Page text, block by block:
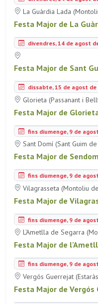
La Guàrdia Lada
Festa Major de La
divendres, 14 de agost
Festa Major de Sant
dissabte, 15 de agost de
Glorieta (Passanant i
Festa Major de
fins diumenge, 9 de
Sant Domí (Sant Guim
Festa Major de
fins diumenge, 9 de
Vilagrasseta (Montoliu
Festa Major de
fins diumenge, 9 de
L'Ametlla de Segarra
Festa Major de
fins diumenge, 9 de
Vergós Guerrejat
Festa Major de